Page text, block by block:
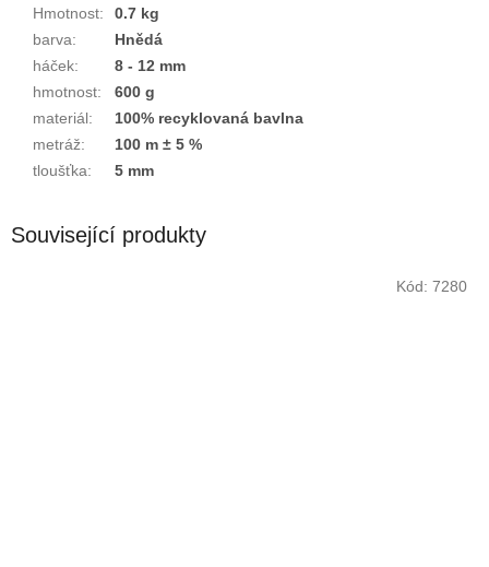
Hmotnost:
0.7 kg
barva:
Hnědá
háček:
8 - 12 mm
hmotnost:
600 g
materiál:
100% recyklovaná bavlna
metráž:
100 m ± 5 %
tloušťka: 5 mm
Související produkty
Kód: 7280